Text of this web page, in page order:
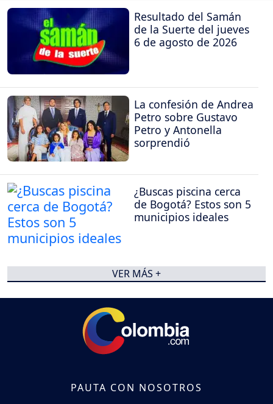
Resultado del Samán
de la Suerte del jueves
6 de agosto de 2026
La confesión de Andrea
Petro sobre Gustavo
Petro y Antonella
sorprendió
¿Buscas piscina cerca
de Bogotá? Estos son 5
municipios ideales
VER MÁS +
PAUTA CON NOSOTROS